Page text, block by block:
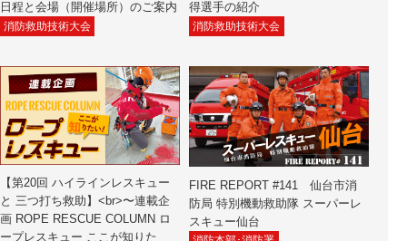
日程と会場（開催場所）のご案内
消防救助技術大会
得選手の紹介
消防救助技術大会
【第20回 ハイラインレスキュー
と 三つ打ち救助】<br>〜連載企
画 ROPE RESCUE COLUMN ロ
ープレスキュー ここが知りた
FIRE REPORT #141 仙台市消
防局 特別機動救助隊 スーパーレ
スキュー仙台